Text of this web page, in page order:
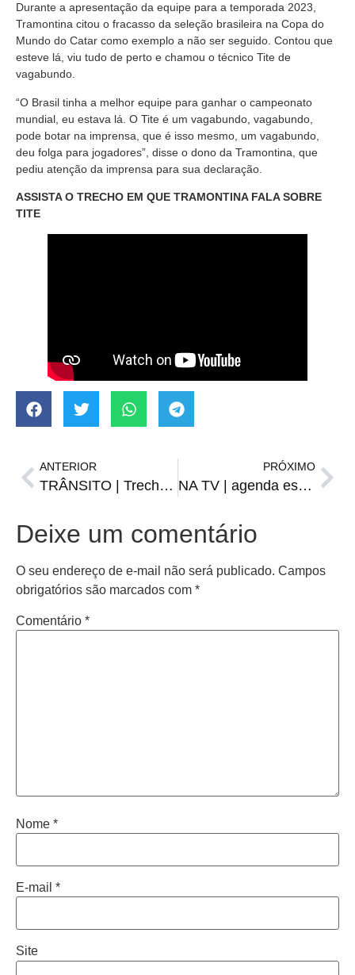
Durante a apresentação da equipe para a temporada 2023,
Tramontina citou o fracasso da seleção brasileira na Copa do
Mundo do Catar como exemplo a não ser seguido. Contou que
esteve lá, viu tudo de perto e chamou o técnico Tite de
vagabundo.
“O Brasil tinha a melhor equipe para ganhar o campeonato
mundial, eu estava lá. O Tite é um vagabundo, vagabundo,
pode botar na imprensa, que é isso mesmo, um vagabundo,
deu folga para jogadores”, disse o dono da Tramontina, que
pediu atenção da imprensa para sua declaração.
ASSISTA O TRECHO EM QUE TRAMONTINA FALA SOBRE
TITE
ANTERIOR
TRÂNSITO | Trecho da 7 de setembro será interrompido na manhã de sexta
PRÓXIMO
NA TV | agenda esportiva de sexta-feira, 20
Deixe um comentário
O seu endereço de e-mail não será publicado. Campos
obrigatórios são marcados com *
Comentário *
Nome *
E-mail *
Site